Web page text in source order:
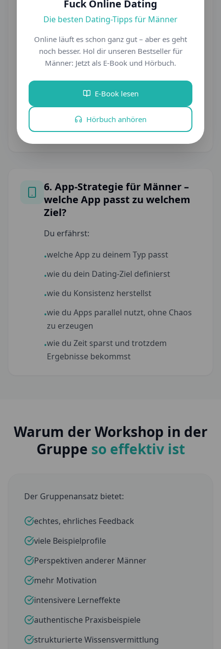
Fuck Online Dating
Die besten Dating-Tipps für Männer
Online läuft es schon ganz gut – aber es geht
noch besser. Hol dir unseren Bestseller für
Männer: Jetzt als E-Book und Hörbuch.
E-Book lesen
Hörbuch anhören
•elegante Antworten auf typische Frauen-
•Strategien bei kurzen oder zögerlichen
Antworten
•Methoden, um Gespräche natürlich
Richtung Date zu führen
klare Don'ts, damit du nie needy wirkst
Mit echten Beispielen aus der Praxis.
6. App-Strategie für Männer –
welche App passt zu welchem
Ziel?
Du erfährst:
•welche App zu deinem Typ passt
•wie du dein Dating-Ziel definierst
•wie du Konsistenz herstellst
•wie du Apps parallel nutzt, ohne Chaos
zu erzeugen
•wie du Zeit sparst und trotzdem
Ergebnisse bekommst
Warum der Workshop in der
Gruppe so effektiv ist
Der Gruppenansatz bietet:
echtes, ehrliches Feedback
viele Beispielprofile
Perspektiven anderer Männer
mehr Motivation
intensivere Lerneffekte
authentische Praxisbeispiele
strukturierte Wissensvermittlung